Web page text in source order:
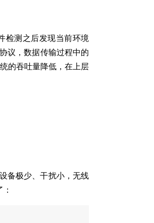
检测之后发现当前环境
议，数据传输过程中的
的吞吐量降低，在上层
备极少、干扰小，无线